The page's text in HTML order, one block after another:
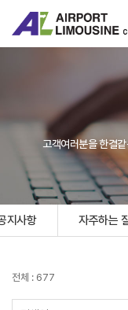
고객여러분을 한결
지사항 자주하는
전체 : 677